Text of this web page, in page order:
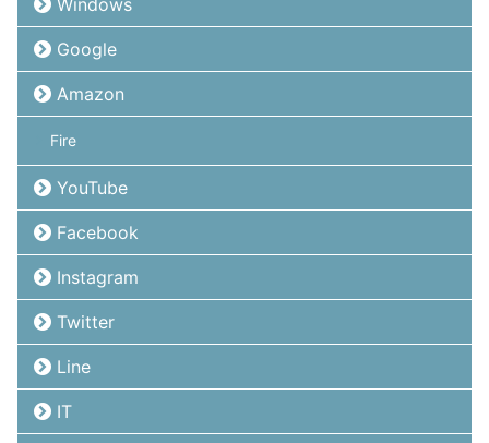
Windows
Google
Amazon
Fire
YouTube
Facebook
Instagram
Twitter
Line
IT